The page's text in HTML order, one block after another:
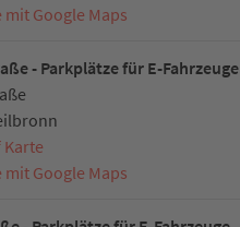
mit Google Maps
- Parkplätze für E-Fahrzeuge
Karte
mit Google Maps